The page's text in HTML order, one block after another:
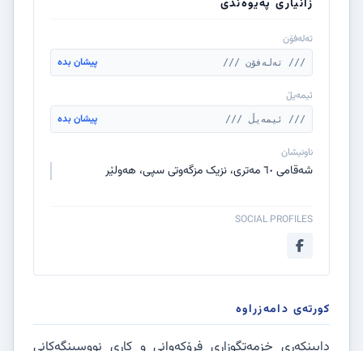
زانیاری پەیوەندی
تەلەفۆن
/// تەلەفۆن /// پیشان بدە
ئیمەیڵ
/// ئیمەیڵ /// پیشان بدە
ناونیشان
شەقامی ٦٠ مەتری، نزیک مزگەوتی سپی، هەولێر
SOCIAL PROFILES
کورتەی دامەزراوە